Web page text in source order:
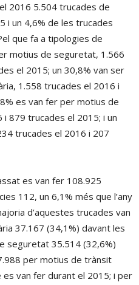
2016 5.504 trucades de
i un 4,6% de les trucades
que fa a tipologies de
motius de seguretat, 1.566
el 2015; un 30,8% van ser
1.558 trucades el 2016 i
es van fer per motius de
879 trucades el 2015; i un
trucades el 2016 i 207
es van fer 108.925
112, un 6,1% més que l’any
d’aquestes trucades van
37.167 (34,1%) davant les
seguretat 35.514 (32,6%)
per motius de trànsit
van fer durant el 2015; i per